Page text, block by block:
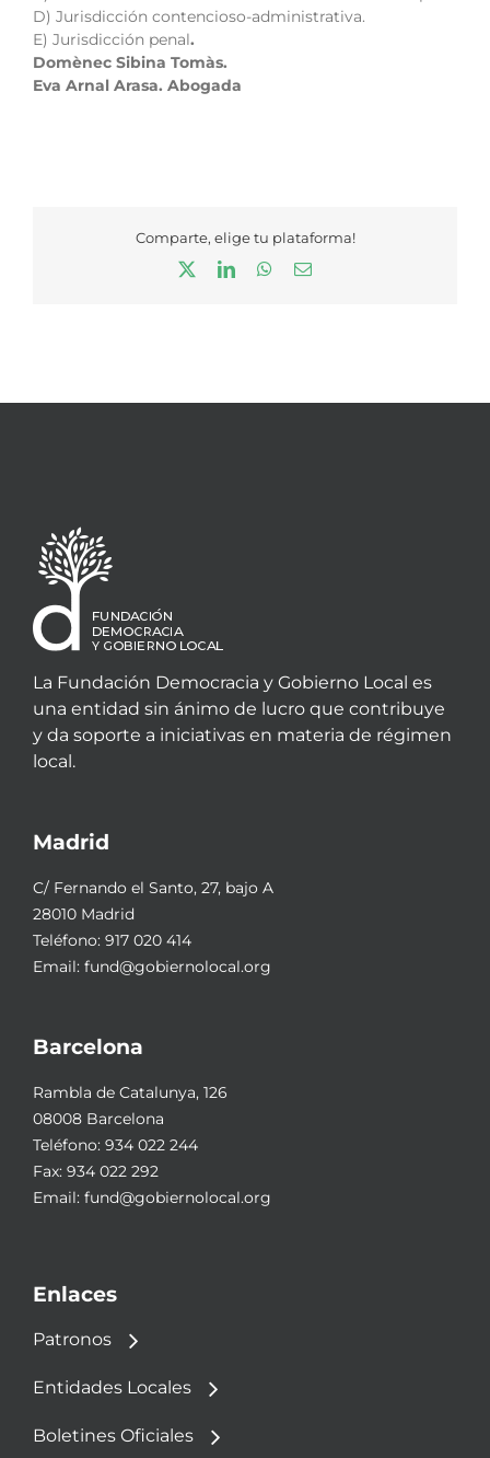
D) Jurisdicción contencioso-administrativa.
E) Jurisdicción penal.
Domènec Sibina Tomàs.
Eva Arnal Arasa. Abogada
Comparte, elige tu plataforma!
LinkedInWhatsApp
Correo
La Fundación Democracia y Gobierno Local es
una entidad sin ánimo de lucro que contribuye
y da soporte a iniciativas en materia de régimen
local.
Madrid
C/ Fernando el Santo, 27, bajo A
28010 Madrid
Teléfono: 917 020 414
Email: fund@gobiernolocal.org
Barcelona
Rambla de Catalunya, 126
08008 Barcelona
Teléfono: 934 022 244
Fax: 934 022 292
Email: fund@gobiernolocal.org
Enlaces
Patronos
Entidades Locales
Boletines Oficiales